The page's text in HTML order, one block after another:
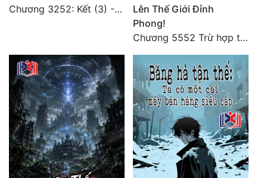
Điềm Đạm
Chương 3252: Kết (3) - HẾT.
Lên Thế Giới Đỉnh
Phong!
Chương 5552 Trừ hợp tác, không còn cách nào khác!